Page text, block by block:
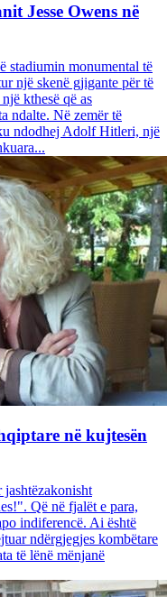
Jesse Owens në
stadiumin monumental të
një skenë gjigante për të
kthesë që as
ndalte. Në zemër të
ndodhej Adolf Hitleri, një
në kujtesën
Që në fjalët e para,
indiferencë. Ai është
ndërgjegjes kombëtare
të lënë mënjanë